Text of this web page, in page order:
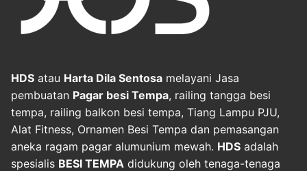
HDS atau Harta Dila Sentosa melayani Jasa
pembuatan Pagar besi Tempa, railing tangga besi
tempa, railing balkon besi tempa, Tiang Lampu PJU,
Alat Fitness, Ornamen Besi Tempa dan pemasangan
aneka ragam pagar alumunium mewah. HDS adalah
spesialis BESI TEMPA didukung oleh tenaga-tenaga